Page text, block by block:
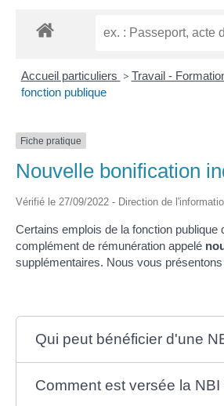
Accueil particuliers > Travail -
fonction publique
Fiche pratique
Nouvelle bonification
Vérifié le 27/09/2022 - Direction de
Certains emplois de la fonction
complément de rémunération appelé
supplémentaires. Nous vous
Qui peut bénéficier d'une
Comment est versée la NBI